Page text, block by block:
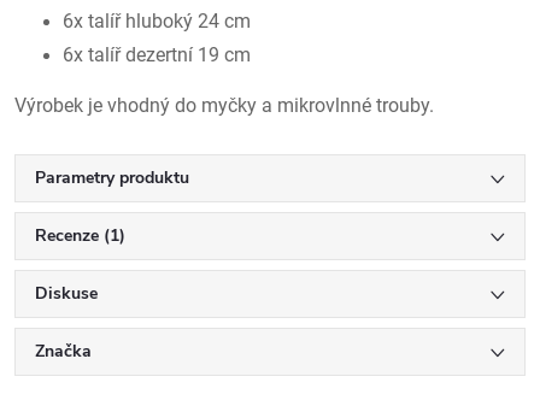
6x talíř hluboký 24 cm
6x talíř dezertní 19 cm
Výrobek je vhodný do myčky a mikrovlnné trouby.
Parametry produktu
Recenze (1)
Diskuse
Značka